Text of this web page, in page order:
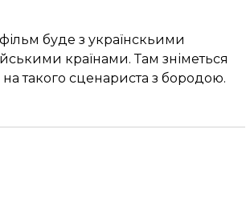
буде з українскьими
країнами. Там зніметься
такого сценариста з бородою.